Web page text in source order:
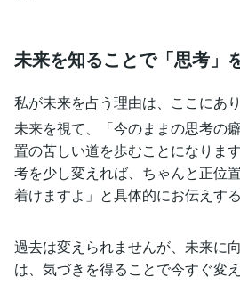
未来を知ることで「思考」
私が未来を占う理由は、ここにあり
未来を視て、「今のままの思考の
置の苦しい道を歩むことになりま
考を少し変えれば、ちゃんと正位
着けますよ」と具体的にお伝えする
過去は変えられませんが、未来に
は、気づきを得ることで今すぐ変